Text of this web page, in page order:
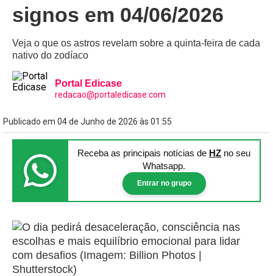
signos em 04/06/2026
Veja o que os astros revelam sobre a quinta-feira de cada
nativo do zodíaco
Portal Edicase
redacao@portaledicase.com
Publicado em 04 de Junho de 2026 às 01:55
Receba as principais notícias de HZ no seu
Whatsapp.
Entrar no grupo